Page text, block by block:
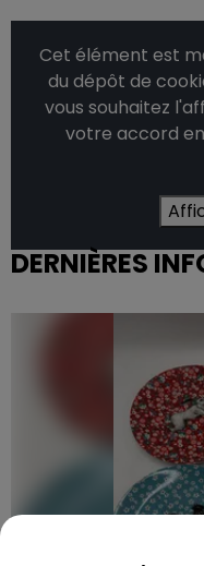
Cet élément est
du dépôt de
vous souhaitez
votre accord
DERNIÈRES